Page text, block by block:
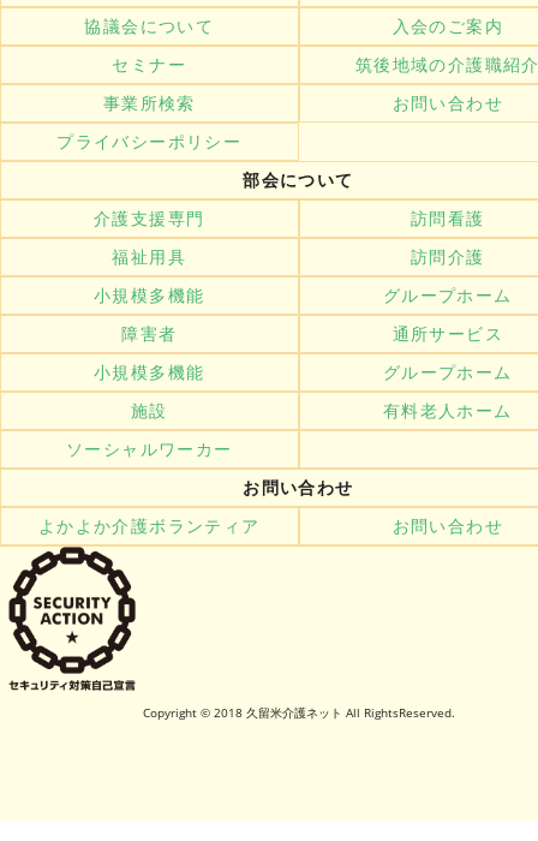
協議会について
入会のご案内
セミナー
筑後地域の介護職紹
事業所検索
お問い合わせ
プライバシーポリシー
部会について
介護支援専門
訪問看護
福祉用具
訪問介護
小規模多機能
グループホーム
障害者
通所サービス
小規模多機能
グループホーム
施設
有料老人ホーム
ソーシャルワーカー
お問い合わせ
よかよか介護ボランティア
お問い合わせ
Copyright © 2018 久留米介護ネット All RightsReserved.